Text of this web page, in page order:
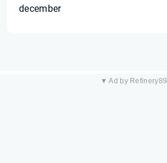
december
▼ Ad by Refinery89